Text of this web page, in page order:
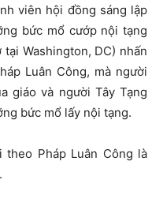
viên hội đồng sáng lập
bức mổ cướp nội tạng
Washington, DC) nhấn
Luân Công, mà người
giáo và người Tây Tạng
bức mổ lấy nội tạng.
theo Pháp Luân Công là